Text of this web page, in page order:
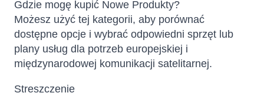
Gdzie mogę kupić Nowe Produkty?
Możesz użyć tej kategorii, aby porównać
dostępne opcje i wybrać odpowiedni sprzęt lub
plany usług dla potrzeb europejskiej i
międzynarodowej komunikacji satelitarnej.
Streszczenie